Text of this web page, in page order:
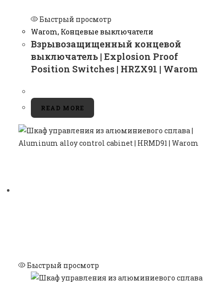
Быстрый просмотр
Warom, Концевые выключатели
Взрывозащищенный концевой
выключатель | Explosion Proof
Position Switches | HRZX91 | Warom
READ MORE
Быстрый просмотр